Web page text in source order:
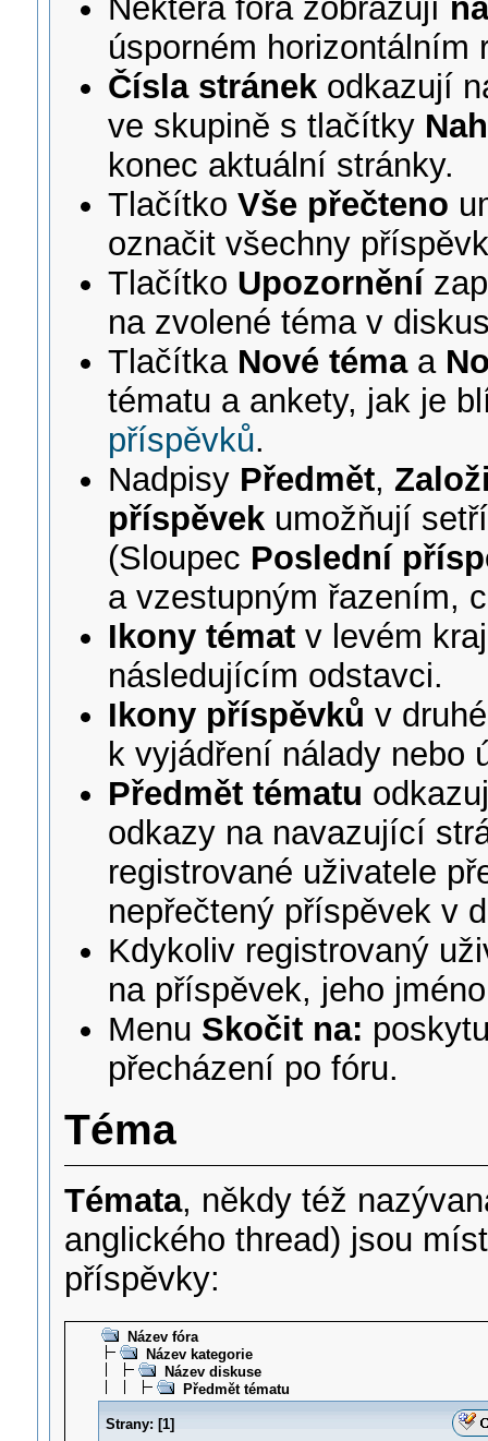
Některá fóra zobrazují
úsporném horizontálním
Čísla stránek odkazují
ve skupině s tlačítky
konec aktuální stránky.
TlačítkoVše přečteno
označit všechny
Tlačítko Upozornění
na zvolené téma v
Tlačítka Nové témaa
tématu a ankety, jak je
příspěvků.
Nadpisy Předmět,
příspěvek umožňují
(Sloupec Poslední
a vzestupným řazením,
Ikony témat v levém
následujícím odstavci.
Ikony příspěvků v
k vyjádření nálady nebo
Předmět tématu
odkazy na navazující
registrované uživatele
nepřečtený příspěvek v
Kdykoliv registrovaný
na příspěvek, jeho
Menu Skočit na:
přecházení po fóru.
Téma
Témata, někdy též
anglického thread) jsou
příspěvky:
Název fóra
Název kategorie
Název diskuse
Předmět tématu
Strany: [1]